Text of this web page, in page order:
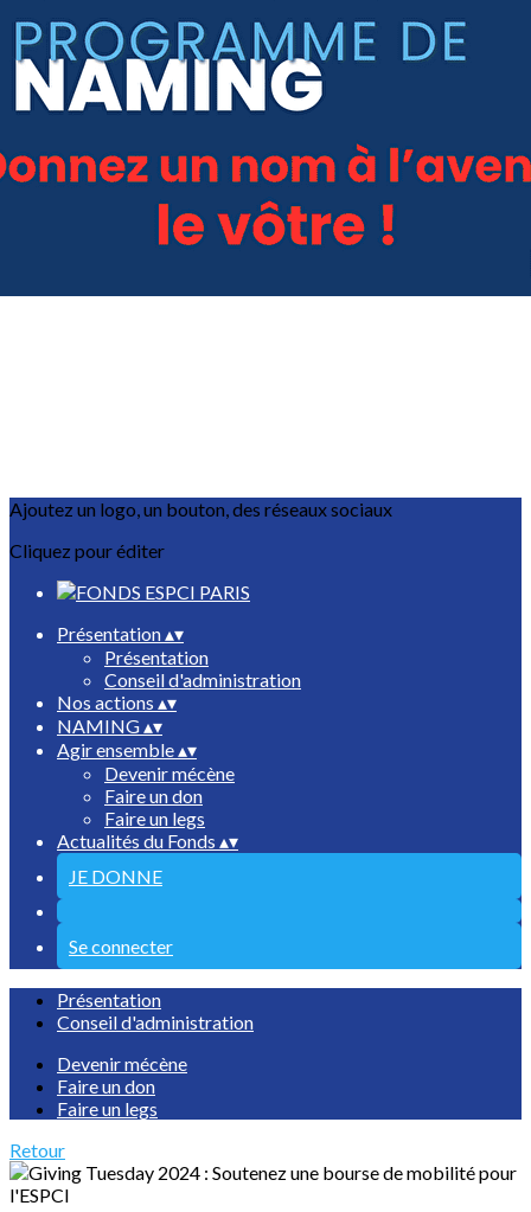
Exporter les lignes sélectionnées
Exporter toutes les colonnes
Exporter uniquement les colonnes affichées
?>
Ajoutez un logo, un bouton, des réseaux sociaux
Cliquez pour éditer
Présentation▴▾
Présentation
Conseil d'administration
Nos actions ▴▾
NAMING▴▾
Agir ensemble▴▾
Devenir mécène
Faire un don
Faire un legs
Actualités du Fonds ▴▾
JE DONNE
Se connecter
Présentation
Conseil d'administration
Devenir mécène
Faire un don
Faire un legs
Retour